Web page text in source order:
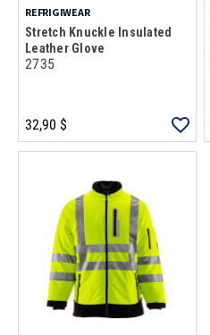
REFRIGIWEAR
Stretch Knuckle Insulated
Leather Glove
2735
32,90 $